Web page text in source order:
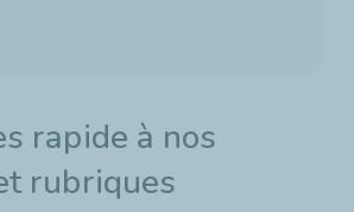
rapide à nos
rubriques